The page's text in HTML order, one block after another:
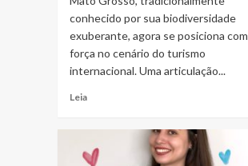
conhecido por sua biodiversidade
exuberante, agora se posiciona com
força no cenário do turismo
internacional. Uma articulação...
Leia